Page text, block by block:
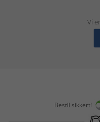
Vi
Bestil sikkert!